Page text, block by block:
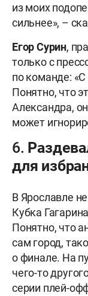
из моих
сильнее», –
Егор Сурин,
только с
по команде:
Понятно, что
Александра,
может
6.
для
В Ярославле
Кубка
Понятно, что
сам город,
о финале. На
чего-то
серии плей-